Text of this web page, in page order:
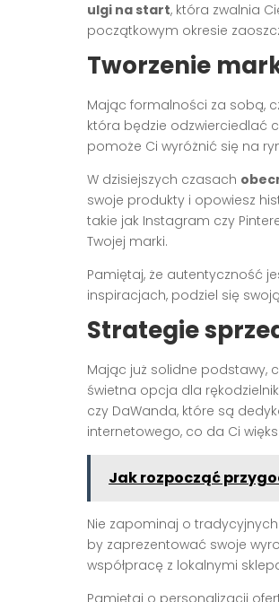
ulgi na start, która zwalnia
początkowym okresie
Tworzenie
Mając formalności za sobą,
która będzie odzwierciedlać
pomoże Ci wyróżnić się na
W dzisiejszych czasach
swoje produkty i opowiesz
takie jak Instagram czy
Twojej marki.
Pamiętaj, że autentyczność
inspiracjach, podziel się
Strategie
Mając już solidne podstawy,
świetna opcja dla
czy DaWanda, które są
internetowego, co da Ci
Jak rozpocząć
Nie zapominaj o
by zaprezentować swoje
współpracę z lokalnymi